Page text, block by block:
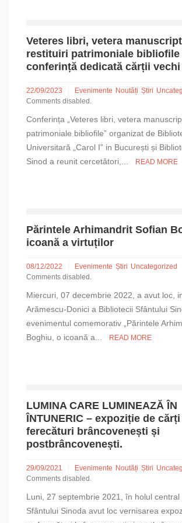
Veteres libri, vetera
restituiri patrimoniale bibliofile
conferință dedicată cărții vechi
22/09/2023 Evenimente Noutăți Știri
Comments disabled.
Confe­rința „Veteres libri, vetera
patrimoniale bibliofile” organizat de
Universitară „Carol I” in București și
Sinod a reunit cercetători,...
READ MORE
Părintele Arhimandrit Sofian
icoană a virtuților
08/12/2022 Evenimente Știri Uncategorized
Comments disabled.
Miercuri, 07 decembrie 2022, a avut loc,
Arămescu-Donici a Bibliotecii Sfântului
evenimentul comemorativ „Părintele
Boghiu, o icoană a...
READ MORE
LUMINA CARE LUMINEAZĂ ÎN
ÎNTUNERIC – expoziție de
ferecături brâncovenești și
postbrâncovenești.
29/09/2021 Evenimente Noutăți Știri
Comments disabled.
Luni, 27 septembrie 2021, în holul central
Sfântului Sinoda avut loc vernisarea